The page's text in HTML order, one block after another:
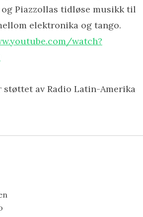
Piazzollas tidløse musikk til
elektronika og tango.
watch?
støttet av Radio Latin-Amerika